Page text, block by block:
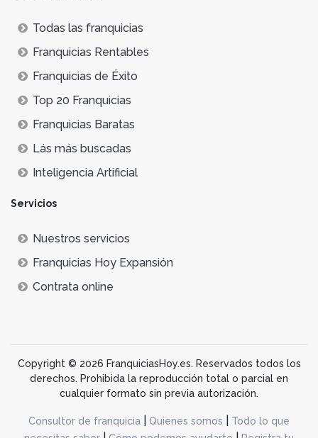
Todas las franquicias
Franquicias Rentables
Franquicias de Éxito
Top 20 Franquicias
Franquicias Baratas
Lás más buscadas
Inteligencia Artificial
Servicios
Nuestros servicios
Franquicias Hoy Expansión
Contrata online
Copyright © 2026 FranquiciasHoy.es. Reservados todos los
derechos. Prohibida la reproducción total o parcial en
cualquier formato sin previa autorización.
Consultor de franquicia Quienes somos
Todo lo que